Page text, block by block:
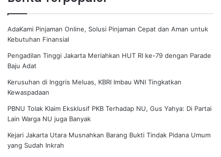
AdaKami Pinjaman Online, Solusi Pinjaman Cepat dan Aman untuk
Kebutuhan Finansial
Pengadilan Tinggi Jakarta Meriahkan HUT RI ke-79 dengan Parade
Baju Adat
Kerusuhan di Inggris Meluas, KBRI Imbau WNI Tingkatkan
Kewaspadaan
PBNU Tolak Klaim Eksklusif PKB Terhadap NU, Gus Yahya: Di Partai
Lain Warga NU juga Banyak
Kejari Jakarta Utara Musnahkan Barang Bukti Tindak Pidana Umum
yang Sudah Inkrah